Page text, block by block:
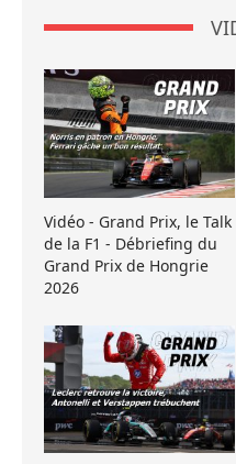
Vidéo - Grand Prix, le Talk
de la F1 - Débriefing du
Grand Prix de Hongrie
2026